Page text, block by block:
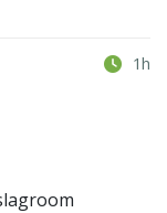
1h